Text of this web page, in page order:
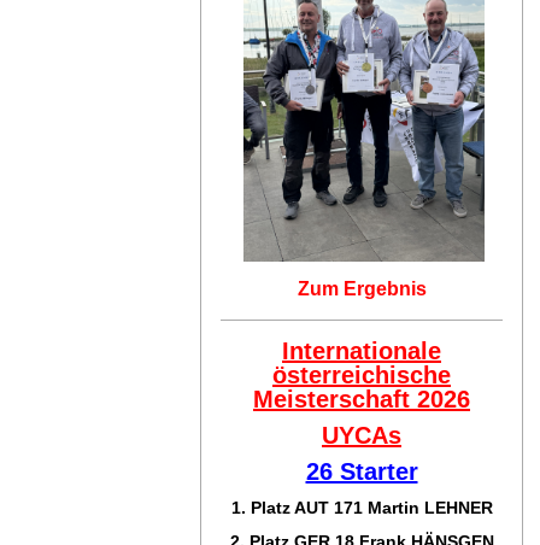
Zum Ergebnis
Internationale
österreichische
Meisterschaft 2026
UYCAs
26 Starter
1. Platz AUT 171 Martin LEHNER
2. Platz GER 18 Frank HÄNSGEN